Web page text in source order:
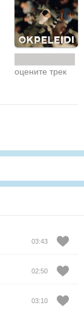
оцените трек
03:43
02:50
03:10